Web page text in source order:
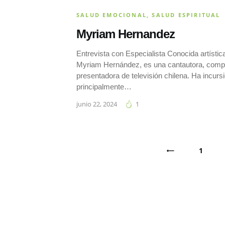
SALUD EMOCIONAL,SALUD ESPIRITUAL
Myriam Hernandez
Entrevista con Especialista Conocida
Myriam Hernández, es una cantautora,
presentadora de televisión chilena. Ha
principalmente…
junio 22, 2024 1
PAGE
1